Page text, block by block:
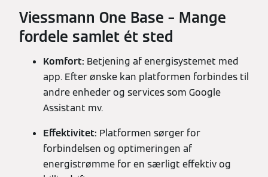
Viessmann One Base – Mange
fordele samlet ét sted
Komfort: Betjening af energisystemet med
app. Efter ønske kan platformen forbindes til
andre enheder og services som Google
Assistant mv.
Effektivitet: Platformen sørger for
forbindelsen og optimeringen af
energistrømme for en særligt effektiv og